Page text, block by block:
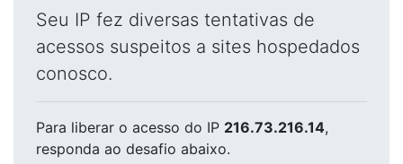
Seu IP fez diversas tentativas de
acessos suspeitos a sites hospedados
conosco.
Para liberar o acesso do IP 216.73.216.14,
responda ao desafio abaixo.